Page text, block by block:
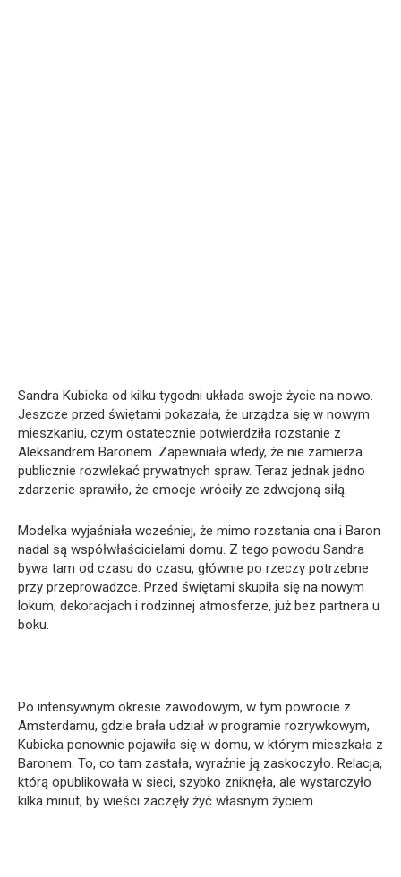
Sandra Kubicka od kilku tygodni układa swoje życie na nowo.
Jeszcze przed świętami pokazała, że urządza się w nowym
mieszkaniu, czym ostatecznie potwierdziła rozstanie z
Aleksandrem Baronem. Zapewniała wtedy, że nie zamierza
publicznie rozwlekać prywatnych spraw. Teraz jednak jedno
zdarzenie sprawiło, że emocje wróciły ze zdwojoną siłą.
Modelka wyjaśniała wcześniej, że mimo rozstania ona i Baron
nadal są współwłaścicielami domu. Z tego powodu Sandra
bywa tam od czasu do czasu, głównie po rzeczy potrzebne
przy przeprowadzce. Przed świętami skupiła się na nowym
lokum, dekoracjach i rodzinnej atmosferze, już bez partnera u
boku.
Po intensywnym okresie zawodowym, w tym powrocie z
Amsterdamu, gdzie brała udział w programie rozrywkowym,
Kubicka ponownie pojawiła się w domu, w którym mieszkała z
Baronem. To, co tam zastała, wyraźnie ją zaskoczyło. Relacja,
którą opublikowała w sieci, szybko zniknęła, ale wystarczyło
kilka minut, by wieści zaczęły żyć własnym życiem.